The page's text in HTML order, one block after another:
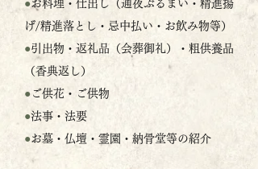
●お料理・仕出し（通夜ぶるまい・精進揚
げ/精進落とし・忌中払い・お飲み物等）
●引出物・返礼品（会葬御礼）・粗供養品
（香典返し）
● ご供花・ご供物
●法事・法要
●お墓・仏壇・霊園・納骨堂等の紹介